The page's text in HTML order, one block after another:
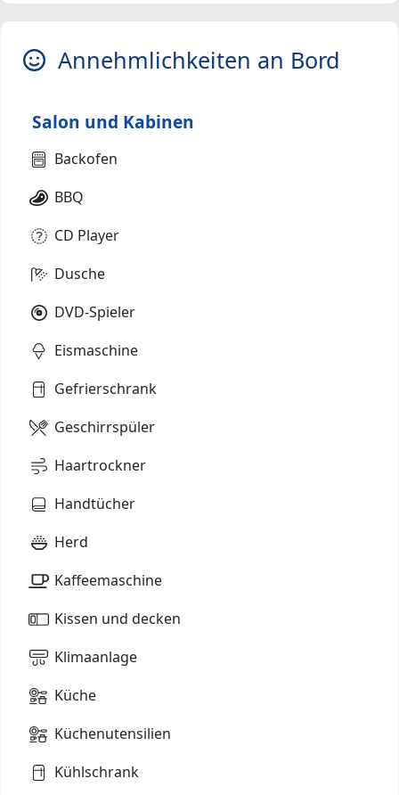
Annehmlichkeiten an Bord
Salon und Kabinen
Backofen
BBQ
CD Player
Dusche
DVD-Spieler
Eismaschine
Gefrierschrank
Geschirrspüler
Haartrockner
Handtücher
Herd
Kaffeemaschine
Kissen und decken
Klimaanlage
Küche
Küchenutensilien
Kühlschrank